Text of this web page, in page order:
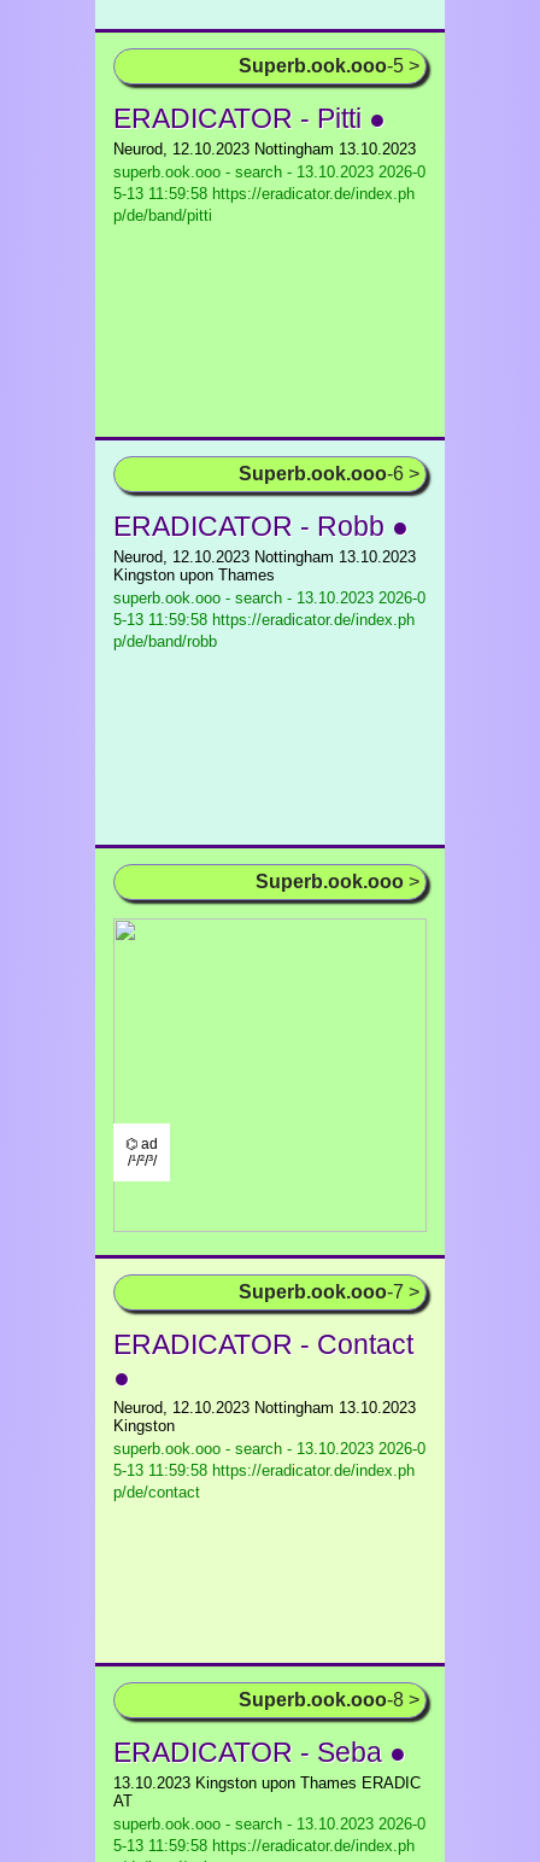
Superb.ook.ooo-5 >
ERADICATOR - Pitti ●
Neurod, 12.10.2023 Nottingham 13.10.2023
superb.ook.ooo - search - 13.10.2023 2026-0
5-13 11:59:58 https://eradicator.de/index.ph
p/de/band/pitti
Superb.ook.ooo-6 >
ERADICATOR - Robb ●
Neurod, 12.10.2023 Nottingham 13.10.2023
Kingston upon Thames
superb.ook.ooo - search - 13.10.2023 2026-0
5-13 11:59:58 https://eradicator.de/index.ph
p/de/band/robb
Superb.ook.ooo >
⌬ ad
/¹/²/³/
Superb.ook.ooo-7 >
ERADICATOR - Contact
●
Neurod, 12.10.2023 Nottingham 13.10.2023
Kingston
superb.ook.ooo - search - 13.10.2023 2026-0
5-13 11:59:58 https://eradicator.de/index.ph
p/de/contact
Superb.ook.ooo-8 >
ERADICATOR - Seba ●
13.10.2023 Kingston upon Thames ERADIC
AT
superb.ook.ooo - search - 13.10.2023 2026-0
5-13 11:59:58 https://eradicator.de/index.ph